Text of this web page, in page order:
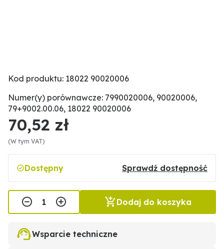
Kod produktu: 18022 90020006
Numer(y) porównawcze: 7990020006, 90020006,
79+9002.00.06, 18022 90020006
70,52 zł
(W tym VAT)
Dostępny Sprawdź dostępność
Dodaj do koszyka
Wsparcie techniczne